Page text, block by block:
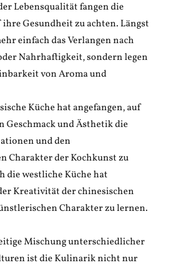
Lebensqualität fangen die
Gesundheit zu achten. Längst
einfach das Verlangen nach
Nahrhaftigkeit, sondern legen
von Aroma und
Küche hat angefangen, auf
Geschmack und Ästhetik die
und den
Charakter der Kochkunst zu
die westliche Küche hat
Kreativität der chinesischen
Charakter zu lernen.
Mischung unterschiedlicher
ist die Kulinarik nicht nur